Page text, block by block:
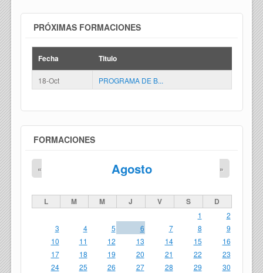
PRÓXIMAS FORMACIONES
Fecha Titulo
18-Oct PROGRAMA DE B...
FORMACIONES
Agosto
« »
L M M J V S D
1
2
3
4 5 6 7 8
9
10
11 12 13 14 15
16
17
18 19 20 21 22
23
24
25 26 27 28 29
30